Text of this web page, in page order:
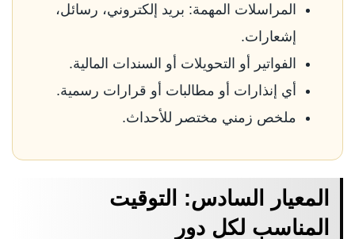
المراسلات المهمة: بريد إلكتروني، رسائل،
إشعارات.
الفواتير أو التحويلات أو السندات المالية.
أي إنذارات أو مطالبات أو قرارات رسمية.
ملخص زمني مختصر للأحداث.
المعيار السادس: التوقيت
المناسب لكل دور